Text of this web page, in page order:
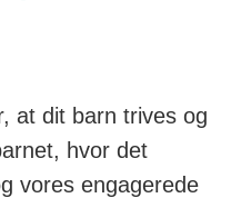
at dit barn trives og
hvor det
vores engagerede